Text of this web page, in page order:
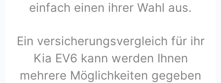
einfach einen ihrer Wahl aus.
Ein versicherungsvergleich für ihr
Kia EV6 kann werden Ihnen
mehrere Möglichkeiten gegeben